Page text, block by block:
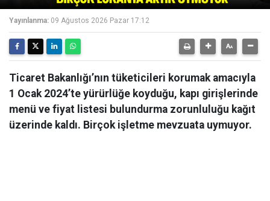
Yayınlanma: 09 Ağustos 2026 Pazar 17:12
Ticaret Bakanlığı’nın tüketicileri korumak amacıyla
1 Ocak 2024’te yürürlüğe koyduğu, kapı girişlerinde
menü ve fiyat listesi bulundurma zorunluluğu kağıt
üzerinde kaldı. Birçok işletme mevzuata uymuyor.